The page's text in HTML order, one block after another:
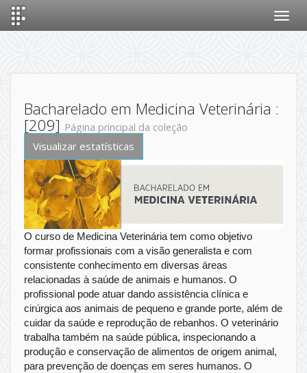
Bacharelado em Medicina Veterinária :
[209] Página principal da coleção
Visualizar estatísticas
O curso de Medicina Veterinária tem como objetivo
formar profissionais com a visão generalista e com
consistente conhecimento em diversas áreas
relacionadas à saúde de animais e humanos. O
profissional pode atuar dando assistência clínica e
cirúrgica aos animais de pequeno e grande porte, além de
cuidar da saúde e reprodução de rebanhos. O veterinário
trabalha também na saúde pública, inspecionando a
produção e conservação de alimentos de origem animal,
para prevenção de doenças em seres humanos. O